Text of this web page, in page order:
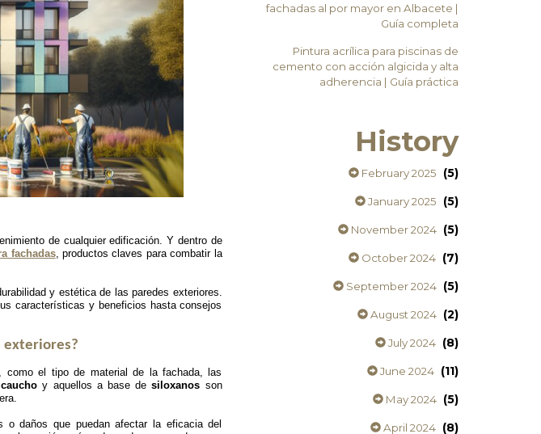
de cualquier edificación. Y dentro de
fachadas, productos claves para combatir la
y estética de las paredes exteriores.
características y beneficios hasta consejos
exteriores?
como el tipo de material de la fachada, las
cauchoy aquellos a base desiloxanos son
daños que puedan afectar la eficacia del
fachadas al por mayor en Albacete |
Guía completa
Pintura acrílica para piscinas de
cemento con acción algicida y alta
adherencia | Guía práctica
History
February 2025 (5)
January 2025 (5)
November 2024 (5)
October 2024 (7)
September 2024 (5)
August 2024 (2)
July 2024 (8)
June 2024 (11)
May 2024 (5)
April 2024 (8)